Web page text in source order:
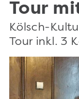
Tour
Kölsch-
Tour inkl. 3